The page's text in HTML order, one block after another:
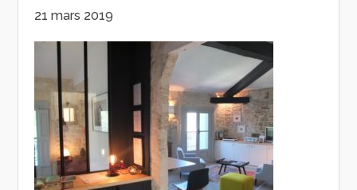
21 mars 2019